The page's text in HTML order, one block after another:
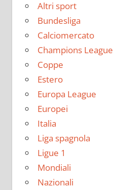
Altri sport
Bundesliga
Calciomercato
Champions League
Coppe
Estero
Europa League
Europei
Italia
Liga spagnola
Ligue 1
Mondiali
Nazionali